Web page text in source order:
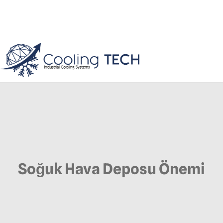
Soğuk Hava Deposu Önemi